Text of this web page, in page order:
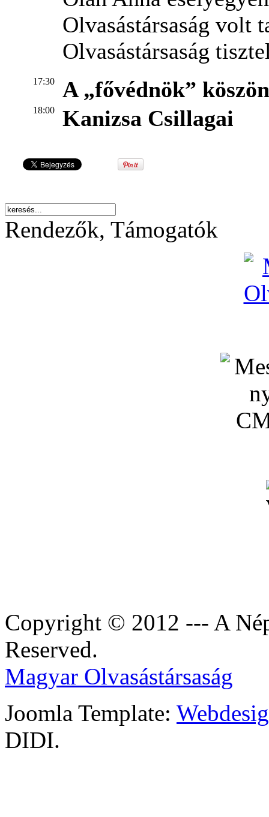
Olvasástársaság volt
Olvasástársaság
17:30 A „fővédnök”
18:00 Kanizsa Csillagai
Rendezők, Támogatók
Copyright © 2012 --- A
Reserved.
Magyar Olvasástársaság
Joomla Template:
DIDI.